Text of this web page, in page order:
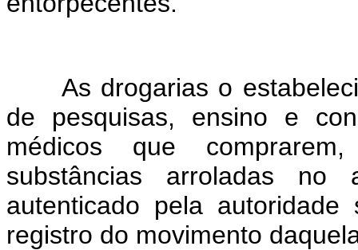
As drogarias o
de pesquisas, ensino e
médicos que
substâncias arroladas no
autenticado pela autoridade
registro do movimento